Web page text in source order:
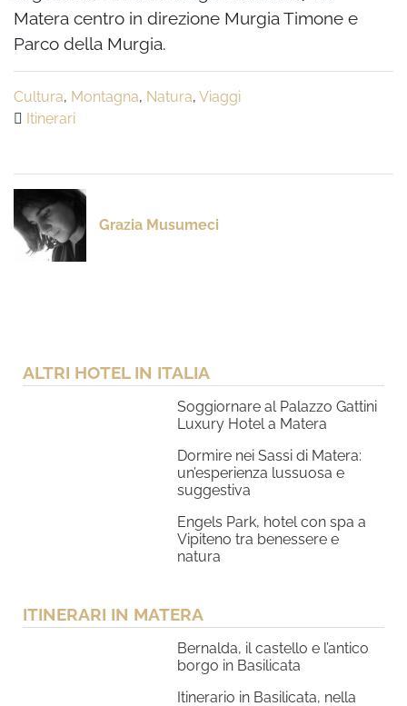
Matera centro in direzione Murgia Timone e
Parco della Murgia.
Cultura, Montagna, Natura, Viaggi
Itinerari
Grazia Musumeci
ALTRI HOTEL IN ITALIA
Soggiornare al Palazzo Gattini
Luxury Hotel a Matera
Dormire nei Sassi di Matera:
un’esperienza lussuosa e
suggestiva
Engels Park, hotel con spa a
Vipiteno tra benessere e
natura
ITINERARI IN MATERA
Bernalda, il castello e l’antico
borgo in Basilicata
Itinerario in Basilicata, nella